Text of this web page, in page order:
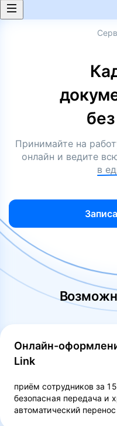
Принимайте на
онлайн и ведите
в
Онлайн-
Link
приём сотрудников за
безопасная передача и
автоматический